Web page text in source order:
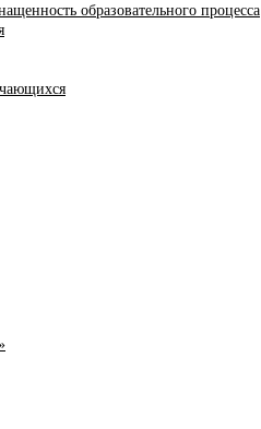
образовательного процесса